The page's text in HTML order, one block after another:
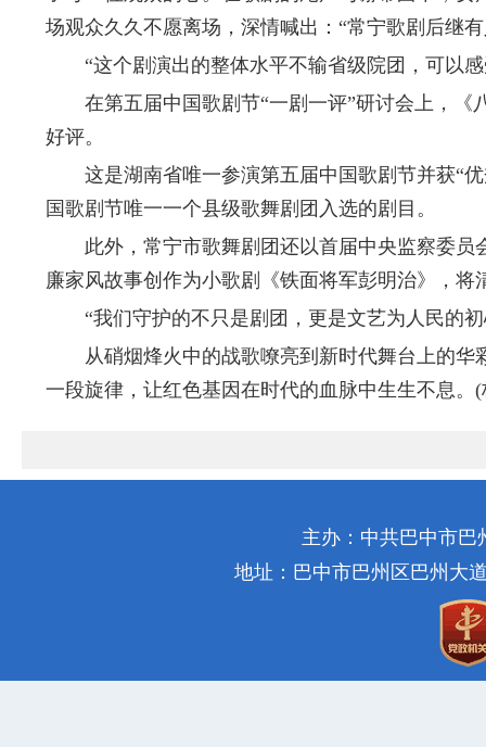
场观众久久不愿离场，深情喊出：“常宁歌剧后继
“这个剧演出的整体水平不输省级院团，可以感
在第五届中国歌剧节“一剧一评”研讨会上，《
好评。
这是湖南省唯一参演第五届中国歌剧节并获“优
国歌剧节唯一一个县级歌舞剧团入选的剧目。
此外，常宁市歌舞剧团还以首届中央监察委员
廉家风故事创作为小歌剧《铁面将军彭明治》，
“我们守护的不只是剧团，更是文艺为人民的初
从硝烟烽火中的战歌嘹亮到新时代舞台上的华
一段旋律，让红色基因在时代的血脉中生生不息
主办：中共巴中市巴
地址：巴中市巴州区巴州大